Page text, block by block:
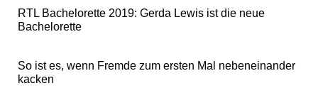
RTL Bachelorette 2019: Gerda Lewis ist die neue
Bachelorette
So ist es, wenn Fremde zum ersten Mal nebeneinander
kacken